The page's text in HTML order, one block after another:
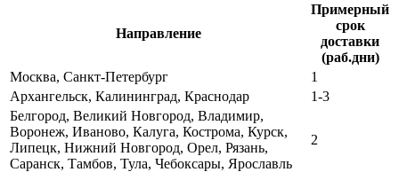
Направление
Примерный
срок
доставки
(раб.дни)
Москва, Санкт-Петербург
1
Архангельск, Калининград, Краснодар
1-3
Белгород, Великий Новгород, Владимир,
Воронеж, Иваново, Калуга, Кострома, Курск,
Липецк, Нижний Новгород, Орел, Рязань,
Саранск, Тамбов, Тула, Чебоксары, Ярославль
2